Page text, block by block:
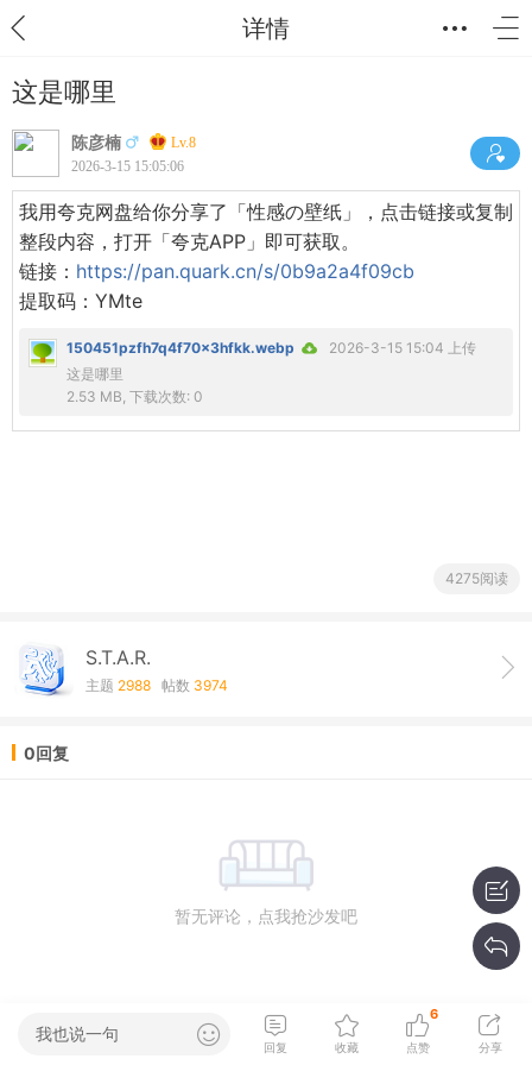
详情
这是哪里
陈彦楠
Lv.8
2026-3-15 15:05:06
我用夸克网盘给你分享了「性感の壁纸」，点击链接或复制
整段内容，打开「夸克APP」即可获取。
链接： https://pan.quark.cn/s/0b9a2a4f09cb
提取码：YMte
150451pzfh7q4f70x3hfkk.webp
2026-3-15 15:04 上传
这是哪里
2.53 MB, 下载次数: 0
4275阅读
S.T.A.R.
主题 2988 帖数 3974
0回复
暂无评论，点我抢沙发吧
我也说一句
回复 收藏
6
点赞 分享